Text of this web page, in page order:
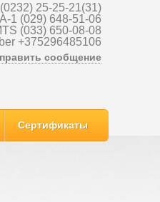
(0232) 25-25-21(31)
A-1 (029) 648-51-06
(033) 650-08-08
+375296485106
сообщение
Сертификаты